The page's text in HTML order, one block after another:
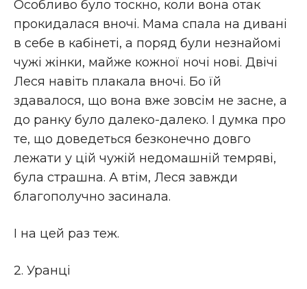
Особливо було тоскно, коли вона отак
прокидалася вночі. Мама спала на дивані
в себе в кабінеті, а поряд були незнайомі
чужі жінки, майже кожної ночі нові. Двічі
Леся навіть плакала вночі. Бо їй
здавалося, що вона вже зовсім не засне, а
до ранку було далеко-далеко. І думка про
те, що доведеться безконечно довго
лежати у цій чужій недомашній темряві,
була страшна. А втім, Леся завжди
благополучно засинала.
І на цей раз теж.
2. Уранці